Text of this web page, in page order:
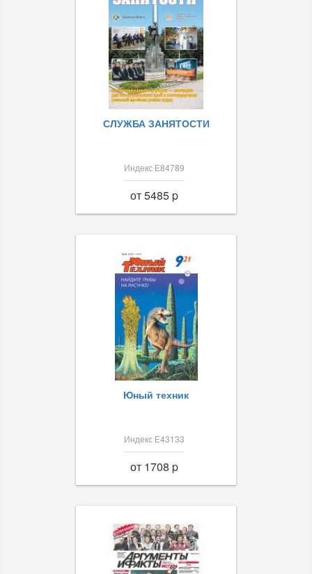
СЛУЖБА ЗАНЯТОСТИ
Индекс Е84789
от 5485 p
Юный техник
Индекс Е43133
от 1708 p